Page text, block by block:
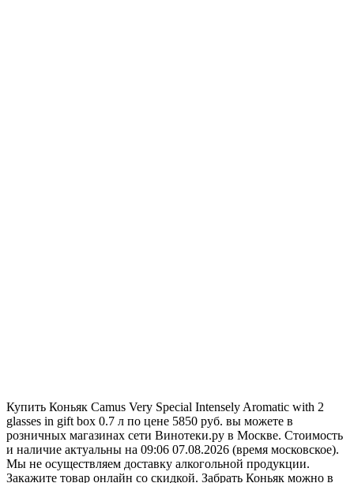
Купить Коньяк Camus Very Special Intensely Aromatic with 2
glasses in gift box 0.7 л по цене 5850 руб. вы можете в
розничных магазинах сети Винотеки.ру в Москве. Стоимость
и наличие актуальны на 09:06 07.08.2026 (время московское).
Мы не осуществляем доставку алкогольной продукции.
Закажите товар онлайн со скидкой. Забрать Коньяк можно в